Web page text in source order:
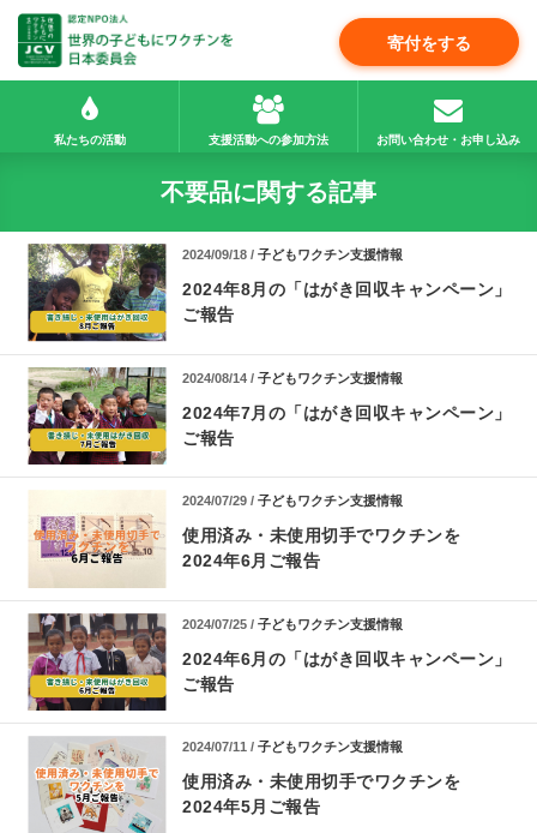
寄付をする
私たちの活動 支援活動への参加方法 お問い合わせ・お申し込み
不要品に関する記事
2024/09/18 /子どもワクチン支援情報
2024年8月の「はがき回収キャンペーン」
ご報告
2024/08/14 /子どもワクチン支援情報
2024年7月の「はがき回収キャンペーン」
ご報告
2024/07/29 /子どもワクチン支援情報
使用済み・未使用切手でワクチンを
2024年6月ご報告
2024/07/25 /子どもワクチン支援情報
2024年6月の「はがき回収キャンペーン」
ご報告
2024/07/11 /子どもワクチン支援情報
使用済み・未使用切手でワクチンを
2024年5月ご報告